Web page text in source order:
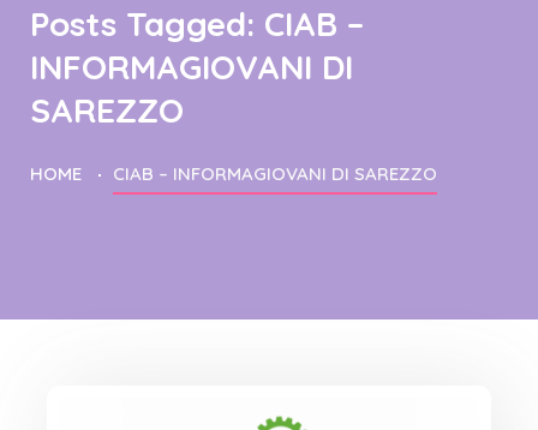
Posts Tagged: CIAB –
INFORMAGIOVANI DI
SAREZZO
HOME CIAB – INFORMAGIOVANI DI SAREZZO